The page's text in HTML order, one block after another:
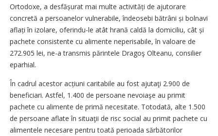
Ortodoxe, a desfășurat mai multe activități de ajutorare
concretă a persoanelor vulnerabile, îndeosebi bătrâni și bolnavi
aflați în izolare, oferindu-le atât hrană caldă la domiciliu, cât și
pachete consistente cu alimente neperisabile, în valoare de
272.905 lei, ne-a transmis părintele Dragoş Olteanu, consilier
eparhial.
În cadrul acestor acțiuni caritabile au fost ajutaţi 2.900 de
beneficiari. Astfel, 1.400 de persoane nevoiaşe au primit
pachete cu alimente de primă necesitate. Totodată, alte 1.500
de persoane aflate în situaţii de risc social au primit pachete cu
alimentele necesare pentru toată perioada sărbătorilor